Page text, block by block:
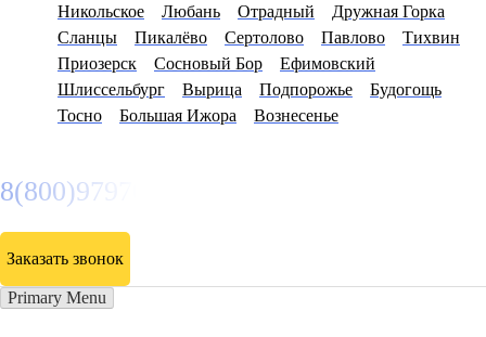
Никольское Любань Отрадный
Дружная Горка
Сланцы
Пикалёво Сертолово Павлово
Тихвин
Приозерск
Сосновый Бор
Ефимовский
Шлиссельбург
Вырица Подпорожье
Будогощь
Тосно
Большая Ижора Вознесенье
8(800)9797043
Заказать звонок
Primary Menu